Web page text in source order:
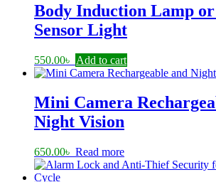
Body Induction Lamp
Sensor Light
550.00৳ Add to cart
Mini Camera
Night Vision
650.00৳ Read more